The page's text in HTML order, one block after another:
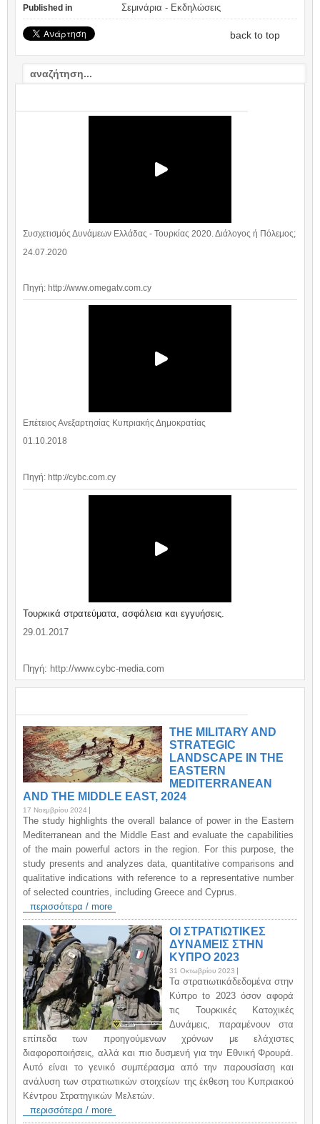
Published in Σεμινάρια - Εκδηλώσεις
back to top
Συσχετισμός Δυνάμεων Ελλάδας - Τουρκίας 2020. Διάλογος ή Πόλεμος;
24.07.2020
Πηγή: http://www.omegatv.com.cy
Επέτειος Ανεξαρτησίας Κυπριακής Δημοκρατίας
01.10.2018
Πηγή: http://cybc.com.cy
Τουρκικά στρατεύματα, ασφάλεια και εγγυήσεις.
29.01.2017
Πηγή: http://www.cybc-media.com
THE MILITARY AND
STRATEGIC
LANDSCAPE IN THE
EASTERN
MEDITERRANEAN
AND THE MIDDLE EAST, 2024
17 Νοεμβρίου 2024
The study highlights the overall balance of power in the Eastern
Mediterranean and the Middle East and evaluate the capabilities
of the main powerful actors in the region. For this purpose, the
study presents and analyzes data, quantitative comparisons and
qualitative indications with reference to a representative number
of selected countries, including Greece and Cyprus.
περισσότερα / more
ΟΙ ΣΤΡΑΤΙΩΤΙΚΕΣ
ΔΥΝΑΜΕΙΣ ΣΤΗΝ
ΚΥΠΡΟ 2023
31 Οκτωβρίου 2023
Τα στρατιωτικάδεδομένα στην
Κύπρο to 2023 όσον αφορά
τις Τουρκικές Κατοχικές
Δυνάμεις, παραμένουν στα
επίπεδα των προηγούμενων χρόνων με ελάχιστες
διαφοροποιήσεις, αλλά και πιο δυσμενή για την Εθνική Φρουρά.
Αυτό είναι το γενικό συμπέρασμα από την παρουσίαση και
ανάλυση των στρατιωτικών στοιχείων της έκθεση του Κυπριακού
Κέντρου Στρατηγικών Μελετών.
περισσότερα / more